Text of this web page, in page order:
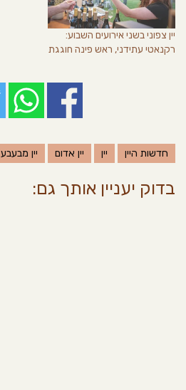
יין צפוני בשני אירועים השבוע:
רקנאטי עתידני, ראש פינה חוגגת
חדשות היין יין יין אדום יין מבעבע
בדוק יעניין אותך גם: